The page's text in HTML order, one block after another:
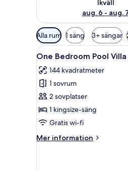
Ikväll
aug. 6 - aug.
Tillgängliga
filter
för
rum
Alla rum 1 säng 3+ sängar
Öppna
alla
foton
för
One
Bedroom
Pool
23
One Bedroom Pool Villa
144 kvadratmeter
1 sovrum
2 sovplatser
1 kingsize-säng
Gratis wi-fi
Mer information
Mer